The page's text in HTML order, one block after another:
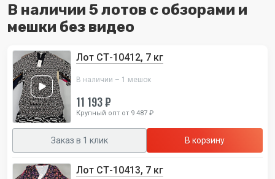
В наличии 5 лотов с обзорами и
мешки без видео
Лот СТ-10412, 7 кг
В наличии – 1 мешок
11 193 ₽
Крупный опт от 9 487 ₽
Заказ в 1 клик В корзину
Лот СТ-10413, 7 кг